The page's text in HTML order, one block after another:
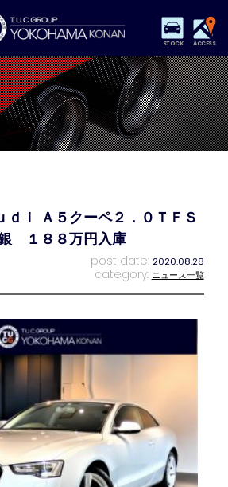
STOCK ACCESS
保証&サービス パーツリスト
店舗情報 アクセスマップ
特別作業 注文販売
スタッフblog
ｄｉ Ａ５クーペ２．０ＴＦＳ
１８８万円入庫
post date: 2020.08.28
category: ニュース一覧